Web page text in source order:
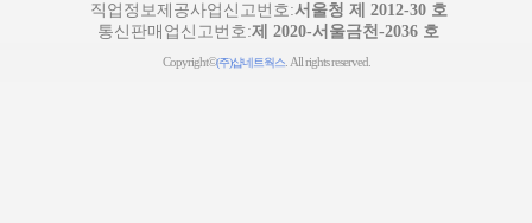
직업정보제공사업신고번호:서울청 제 2012-30 호
통신판매업신고번호:제 2020-서울금천-2036 호
Copyright©(주)샵네트웍스. All rights reserved.